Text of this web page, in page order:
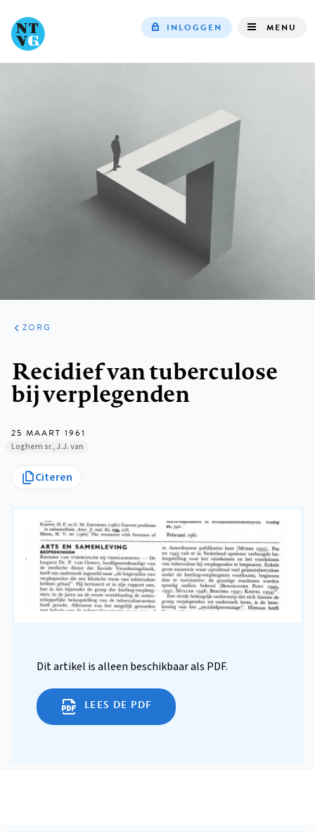
INLOGGEN MENU
ARTIKELEN
PERSPECTIEF
ZORG
Recidief van tuberculose
bij verplegenden
25 MAART 1961
Loghem sr., J.J. van
Citeren
Dit artikel is alleen beschikbaar als PDF.
LEES DE PDF